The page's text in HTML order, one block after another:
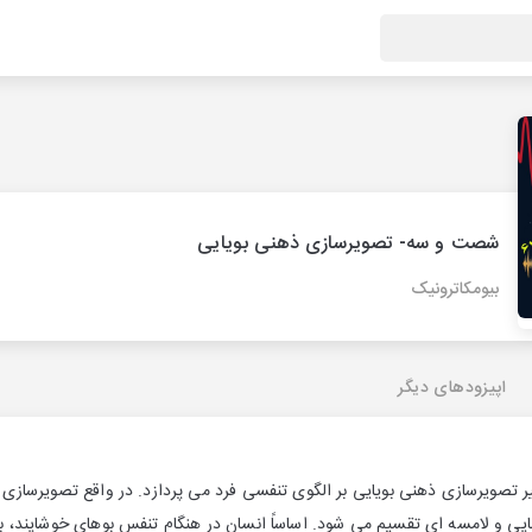
شصت و سه- تصویرسازی ذهنی بویایی
بیومکاترونیک
اپیزودهای دیگر
تصویرسازی ذهنی بویایی بر الگوی تنفسی فرد می پردازد. در واقع
و لامسه ای تقسیم می شود. اساساً انسان در هنگام تنفس بوهای خوشایند،